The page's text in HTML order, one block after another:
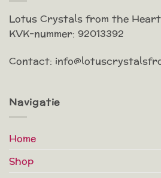
Lotus Crystals from the Heart
KVK-nummer: 92013392
Contact:
Navigatie
Home
Shop